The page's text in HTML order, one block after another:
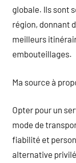
globale. Ils sont
région, donnant
meilleurs
embouteillages.
Ma source à
Opter pour un
mode de
fiabilité et
alternative